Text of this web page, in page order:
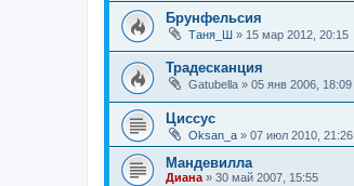
Брунфельсия
Таня_Ш » 15 мар 2012, 20:15
Традесканция
Gatubella » 05 янв 2006, 18:09
Циссус
Oksan_a » 07 июл 2010, 21:26
Мандевилла
Диана » 30 май 2007, 15:55